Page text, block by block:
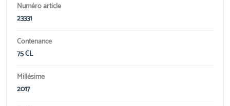
Numéro article
23331
Contenance
75 CL
Millésime
2017